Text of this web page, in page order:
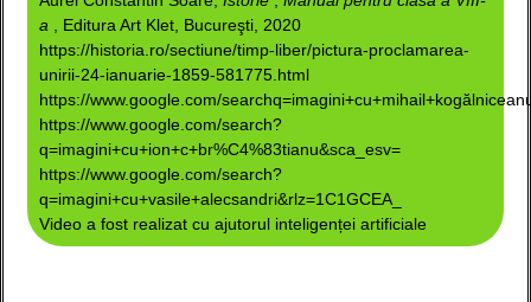
a , Editura Art Klet, Bucureşti, 2020
https://historia.ro/sectiune/timp-liber/pictura-proclamarea-
unirii-24-ianuarie-1859-581775.html
https://www.google.com/
https://www.google.com/search?
q=imagini+cu+ion+c+br%C4%83tianu&sca_esv=
https://www.google.com/search?
q=imagini+cu+vasile+alecsandri&rlz=1C1GCEA_
Video a fost realizat cu ajutorul inteligenței artificiale